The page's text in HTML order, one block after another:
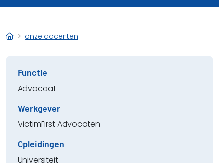
onze docenten
Functie
Advocaat
Werkgever
VictimFirst Advocaten
Opleidingen
Universiteit